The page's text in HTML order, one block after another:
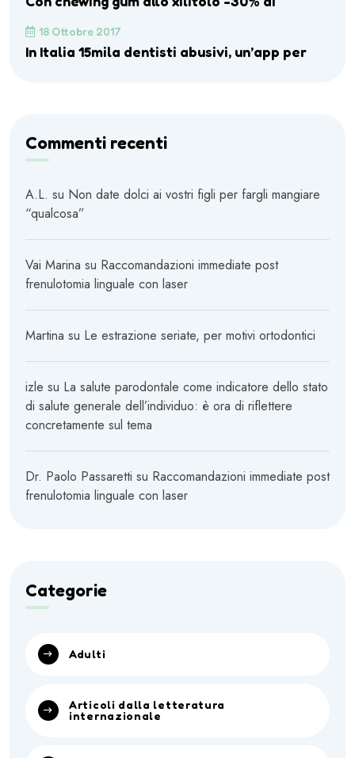
18 Ottobre 2017
In Italia 15mila dentisti abusivi, un’app per
Commenti recenti
A.L. su Non date dolci ai vostri figli per fargli mangiare
“qualcosa”
Vai Marina su Raccomandazioni immediate post
frenulotomia linguale con laser
Martina su Le estrazione seriate, per motivi ortodontici
izle su La salute parodontale come indicatore dello stato
di salute generale dell’individuo: è ora di riflettere
concretamente sul tema
Dr. Paolo Passaretti su Raccomandazioni immediate post
frenulotomia linguale con laser
Categorie
Adulti
Articoli dalla letteratura
internazionale